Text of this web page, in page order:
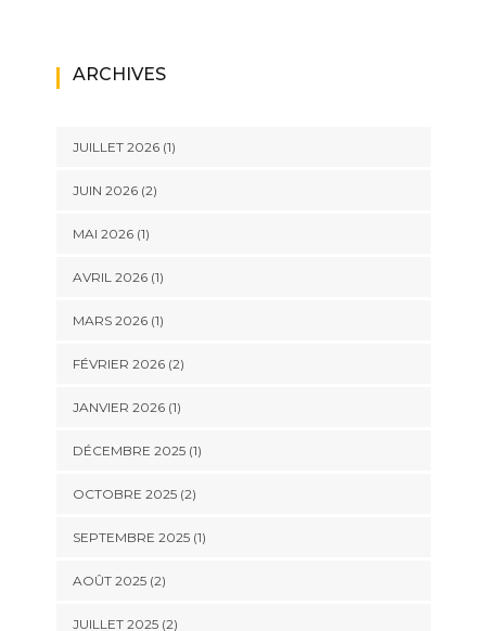
ARCHIVES
JUILLET 2026(1)
JUIN 2026(2)
MAI 2026(1)
AVRIL 2026(1)
MARS 2026(1)
FÉVRIER 2026(2)
JANVIER 2026(1)
DÉCEMBRE 2025(1)
OCTOBRE 2025(2)
SEPTEMBRE 2025(1)
AOÛT 2025(2)
JUILLET 2025(2)